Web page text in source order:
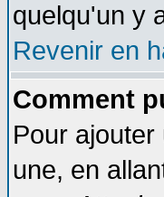
quelqu'un y
Revenir en
Comment
Pour
une, en